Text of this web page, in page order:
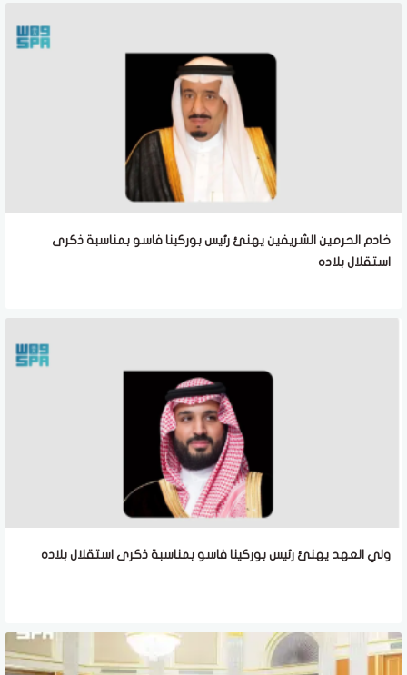
خادم الحرمين الشريفين يهنئ رئيس بوركينا فاسو بمناسبة ذكرى
استقلال بلاده
ولي العهد يهنئ رئيس بوركينا فاسو بمناسبة ذكرى استقلال بلاده